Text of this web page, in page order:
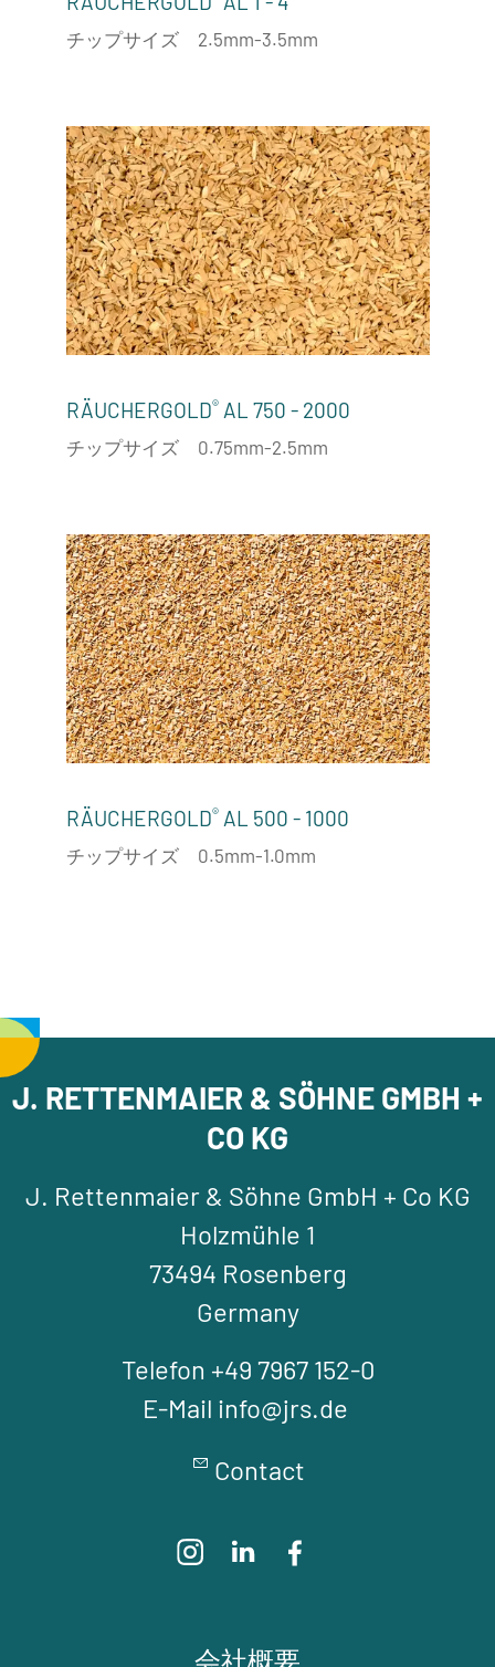
チップサイズ 2.5mm-3.5mm
RÄUCHERGOLD®AL 750 - 2000
チップサイズ 0.75mm-2.5mm
RÄUCHERGOLD®AL 500 - 1000
チップサイズ 0.5mm-1.0mm
J. RETTENMAIER & SÖHNE GMBH +
CO KG
J. Rettenmaier & Söhne GmbH + Co KG
Holzmühle 1
73494 Rosenberg
Germany
Telefon +49 7967 152-0
E-Mail info@jrs.de
Contact
会社概要